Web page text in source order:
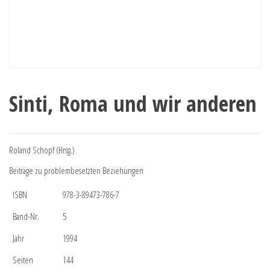
Sinti, Roma und wir anderen
Roland Schopf (Hrsg.)
Beiträge zu problembesetzten Beziehungen
ISBN
978-3-89473-786-7
Band-Nr.
5
Jahr
1994
Seiten
144